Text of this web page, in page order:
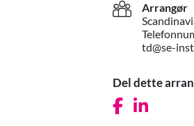
Arrangør
td@se-
Del dette